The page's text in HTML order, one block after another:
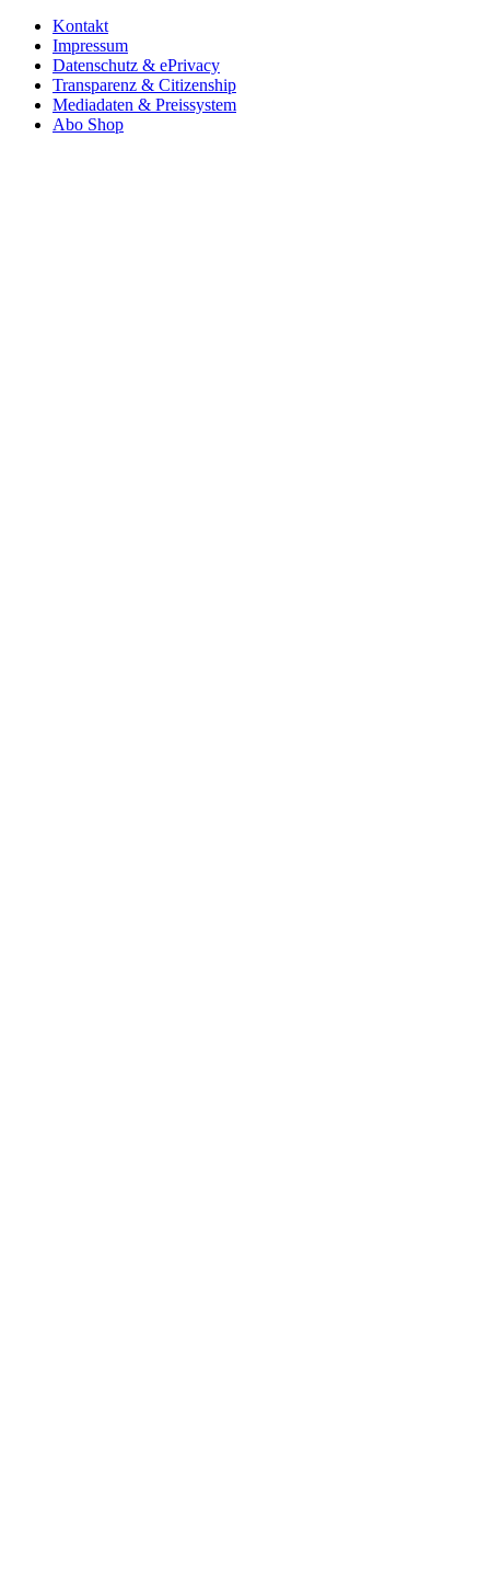
Kontakt
Impressum
Datenschutz & ePrivacy
Transparenz & Citizenship
Mediadaten & Preissystem
Abo Shop